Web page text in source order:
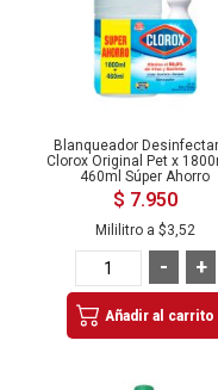
Blanqueador
Clorox Original Pet x
460ml Súper Ahorro
$ 7.950
Mililitro a $3,52
+
-
Añadir al carrito